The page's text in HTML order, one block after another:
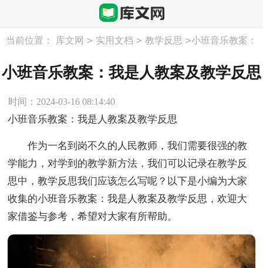
当前位置： 库文网 > 实用文档 > 教学反思 >小班音乐教案：
我是人教案及教学反思
小班音乐教案：我是人教案及教学反思
时间：2024-03-16 08:14:40
小班音乐教案：我是人教案及教学反思
作为一名到岗不久的人民教师，我们需要很强的教
学能力，对学到的教学新方法，我们可以记录在教学反
思中，教学反思我们应该怎么写呢？以下是小编为大家
收集的小班音乐教案：我是人教案及教学反思，欢迎大
家借鉴与参考，希望对大家有所帮助。